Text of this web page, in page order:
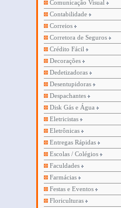
Comunicação Visual
Contabilidade
Correios
Corretora de Seguros
Crédito Fácil
Decorações
Dedetizadoras
Desentupidoras
Despachantes
Disk Gás e Água
Eletricistas
Eletrônicas
Entregas Rápidas
Escolas / Colégios
Faculdades
Farmácias
Festas e Eventos
Floriculturas